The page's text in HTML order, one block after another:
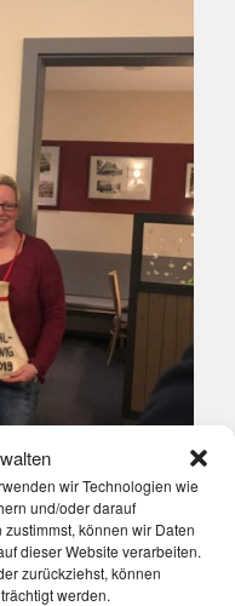
wir Technologien wie
und/oder darauf
können wir Daten
dieser Website verarbeiten.
zurückziehst, können
werden.